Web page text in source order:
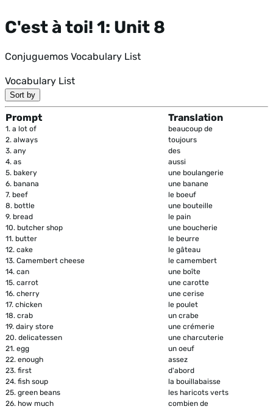
C'est à toi! 1: Unit 8
Conjuguemos Vocabulary List
Vocabulary List
Sort by
Prompt Translation
1. a lot of
beaucoup de
2. always
toujours
3. any
des
4. as
aussi
5. bakery
une boulangerie
6. banana
une banane
7. beef
le boeuf
8. bottle
une bouteille
9. bread
le pain
10. butcher shop
une boucherie
11. butter
le beurre
12. cake
le gâteau
13. Camembert cheese
le camembert
14. can
une boîte
15. carrot
une carotte
16. cherry
une cerise
17. chicken
le poulet
18. crab
un crabe
19. dairy store
une crémerie
20. delicatessen
une charcuterie
21. egg
un oeuf
22. enough
assez
23. first
d'abord
24. fish soup
la bouillabaisse
25. green beans
les haricots verts
26. how much
combien de